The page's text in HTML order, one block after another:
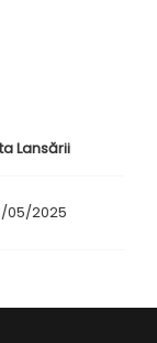
Lansării
05/2025